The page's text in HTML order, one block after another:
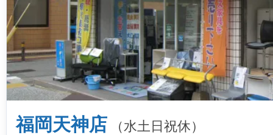
福岡天神店 （水土日祝休）